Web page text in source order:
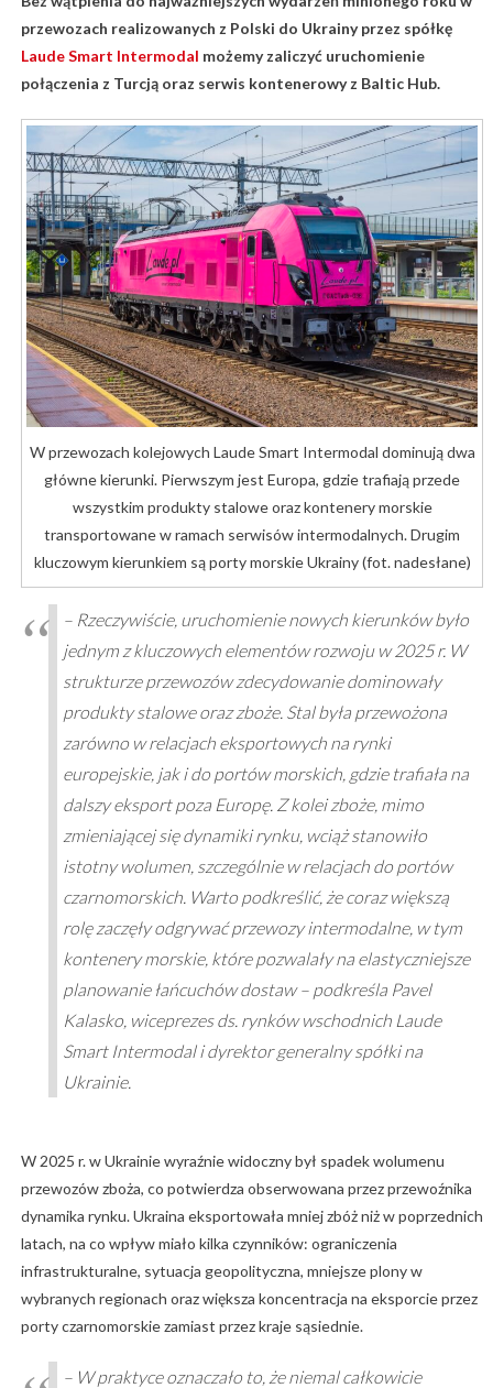
przewozach realizowanych z Polski do Ukrainy przez spółkę
Laude Smart Intermodal możemy zaliczyć uruchomienie
połączenia z Turcją oraz serwis kontenerowy z Baltic Hub.
W przewozach kolejowych Laude Smart Intermodal dominują dwa
główne kierunki. Pierwszym jest Europa, gdzie trafiają przede
wszystkim produkty stalowe oraz kontenery morskie
transportowane w ramach serwisów intermodalnych. Drugim
kluczowym kierunkiem są porty morskie Ukrainy (fot. nadesłane)
– Rzeczywiście, uruchomienie nowych kierunków było
jednym z kluczowych elementów rozwoju w 2025 r. W
strukturze przewozów zdecydowanie dominowały
produkty stalowe oraz zboże. Stal była przewożona
zarówno w relacjach eksportowych na rynki
europejskie, jak i do portów morskich, gdzie trafiała na
dalszy eksport poza Europę. Z kolei zboże, mimo
zmieniającej się dynamiki rynku, wciąż stanowiło
istotny wolumen, szczególnie w relacjach do portów
czarnomorskich. Warto podkreślić, że coraz większą
rolę zaczęły odgrywać przewozy intermodalne, w tym
kontenery morskie, które pozwalały na elastyczniejsze
planowanie łańcuchów dostaw – podkreśla Pavel
Kalasko, wiceprezes ds. rynków wschodnich Laude
Smart Intermodal i dyrektor generalny spółki na
Ukrainie.
W 2025 r. w Ukrainie wyraźnie widoczny był spadek wolumenu
przewozów zboża, co potwierdza obserwowana przez przewoźnika
dynamika rynku. Ukraina eksportowała mniej zbóż niż w poprzednich
latach, na co wpływ miało kilka czynników: ograniczenia
infrastrukturalne, sytuacja geopolityczna, mniejsze plony w
wybranych regionach oraz większa koncentracja na eksporcie przez
porty czarnomorskie zamiast przez kraje sąsiednie.
– W praktyce oznaczało to, że niemal całkowicie